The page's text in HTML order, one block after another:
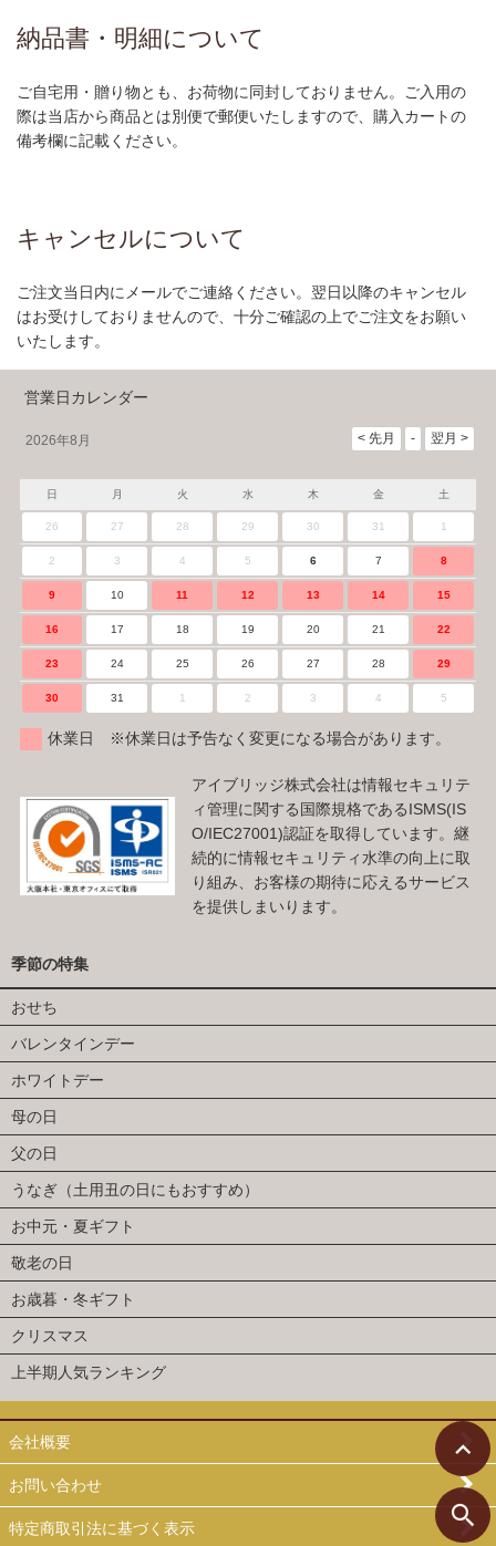
納品書・明細について
ご自宅用・贈り物とも、お荷物に同封しておりません。ご入用の
際は当店から商品とは別便で郵便いたしますので、購入カートの
備考欄に記載ください。
キャンセルについて
ご注文当日内にメールでご連絡ください。翌日以降のキャンセル
はお受けしておりませんので、十分ご確認の上でご注文をお願い
いたします。
営業日カレンダー
2026年8月
日 月 火 水 木 金 土
26 27 28 29 30 31 1
2 3 4 5 6 7 8
9 10 11 12 13 14 15
16 17 18 19 20 21 22
23 24 25 26 27 28 29
30 31 1 2 3 4 5
休業日 ※休業日は予告なく変更になる場合があります。
アイブリッジ株式会社は情報セキュリテ
ィ管理に関する国際規格であるISMS(IS
O/IEC27001)認証を取得しています。継
続的に情報セキュリティ水準の向上に取
り組み、お客様の期待に応えるサービス
を提供しまいります。
季節の特集
おせち
バレンタインデー
ホワイトデー
母の日
父の日
うなぎ（土用丑の日にもおすすめ）
お中元・夏ギフト
敬老の日
お歳暮・冬ギフト
クリスマス
上半期人気ランキング
会社概要
お問い合わせ
特定商取引法に基づく表示